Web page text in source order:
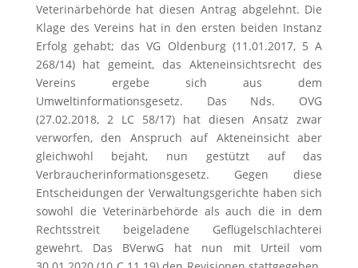
Veterinärbehörde hat diesen Antrag abgelehnt. Die
Klage des Vereins hat in den ersten beiden Instanz
Erfolg gehabt; das VG Oldenburg (11.01.2017, 5 A
268/14) hat gemeint, das Akteneinsichtsrecht des
Vereins ergebe sich aus dem
Umweltinformationsgesetz. Das Nds. OVG
(27.02.2018, 2 LC 58/17) hat diesen Ansatz zwar
verworfen, den Anspruch auf Akteneinsicht aber
gleichwohl bejaht, nun gestützt auf das
Verbraucherinformationsgesetz. Gegen diese
Entscheidungen der Verwaltungsgerichte haben sich
sowohl die Veterinärbehörde als auch die in dem
Rechtsstreit beigeladene Geflügelschlachterei
gewehrt. Das BVerwG hat nun mit Urteil vom